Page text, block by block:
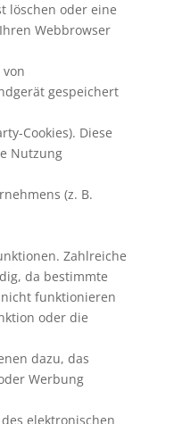
löschen oder eine
Webbrowser
gespeichert
Cookies). Diese
Nutzung
(z. B.
Zahlreiche
da bestimmte
funktionieren
oder die
dazu, das
Werbung
elektronischen